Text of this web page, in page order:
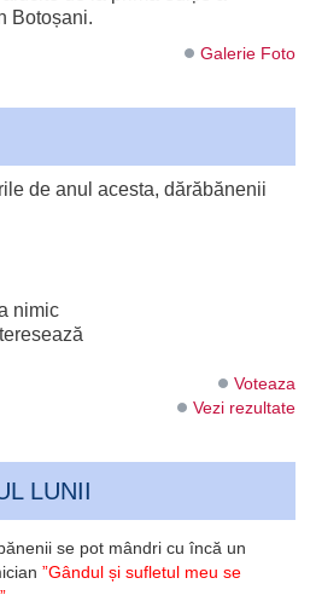
Botoșani.
Galerie Foto
de anul acesta, dărăbănenii
nimic
Voteaza
Vezi rezultate
LUNII
se pot mândri cu încă un
”Gândul și sufletul meu se